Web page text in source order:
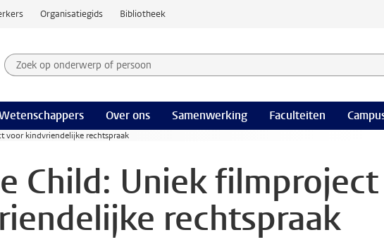
Organisatiegids Bibliotheek
Zoek op onderwerp of persoon en selecteer categorie
Zoekterm
Over ons Samenwerking Faculteiten
voor kindvriendelijke rechtspraak
Child: Uniek filmproject
rechtspraak